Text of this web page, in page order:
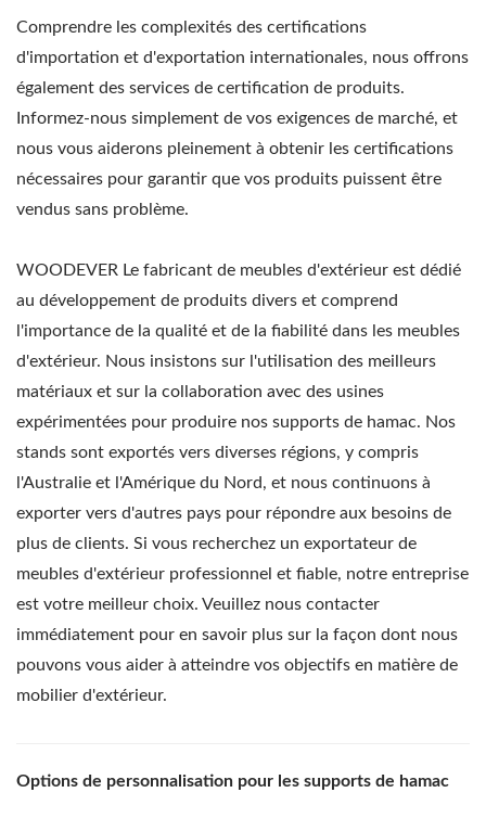
Comprendre les complexités des certifications
d'importation et d'exportation internationales, nous offrons
également des services de certification de produits.
Informez-nous simplement de vos exigences de marché, et
nous vous aiderons pleinement à obtenir les certifications
nécessaires pour garantir que vos produits puissent être
vendus sans problème.
WOODEVER Le fabricant de meubles d'extérieur est dédié
au développement de produits divers et comprend
l'importance de la qualité et de la fiabilité dans les meubles
d'extérieur. Nous insistons sur l'utilisation des meilleurs
matériaux et sur la collaboration avec des usines
expérimentées pour produire nos supports de hamac. Nos
stands sont exportés vers diverses régions, y compris
l'Australie et l'Amérique du Nord, et nous continuons à
exporter vers d'autres pays pour répondre aux besoins de
plus de clients. Si vous recherchez un exportateur de
meubles d'extérieur professionnel et fiable, notre entreprise
est votre meilleur choix. Veuillez nous contacter
immédiatement pour en savoir plus sur la façon dont nous
pouvons vous aider à atteindre vos objectifs en matière de
mobilier d'extérieur.
Options de personnalisation pour les supports de hamac